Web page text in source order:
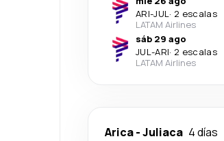
ARI-JUL· 2 escalas
LATAM Airlines
sáb 29 ago
JUL-ARI· 2 escalas
LATAM Airlines
Arica-Juliaca 4 días